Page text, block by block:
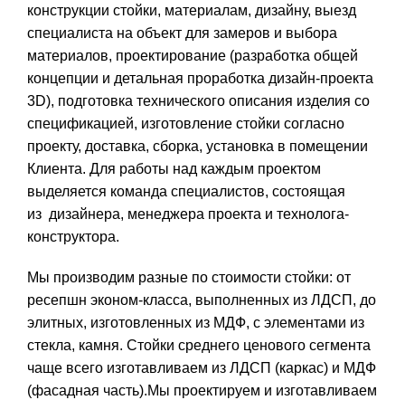
конструкции стойки, материалам, дизайну, выезд
специалиста на объект для замеров и выбора
материалов, проектирование (разработка общей
концепции и детальная проработка дизайн-проекта
3D), подготовка технического описания изделия со
спецификацией, изготовление стойки согласно
проекту, доставка, сборка, установка в помещении
Клиента. Для работы над каждым проектом
выделяется команда специалистов, состоящая
из дизайнера, менеджера проекта и технолога-
конструктора.
Мы производим разные по стоимости стойки: от
ресепшн эконом-класса, выполненных из ЛДСП, до
элитных, изготовленных из МДФ, с элементами из
стекла, камня. Стойки среднего ценового сегмента
чаще всего изготавливаем из ЛДСП (каркас) и МДФ
(фасадная часть).Мы проектируем и изготавливаем